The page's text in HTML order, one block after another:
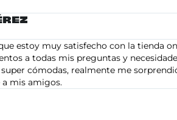
estoy muy satisfecho con la tienda
a todas mis preguntas y
cómodas, realmente me
mis amigos.